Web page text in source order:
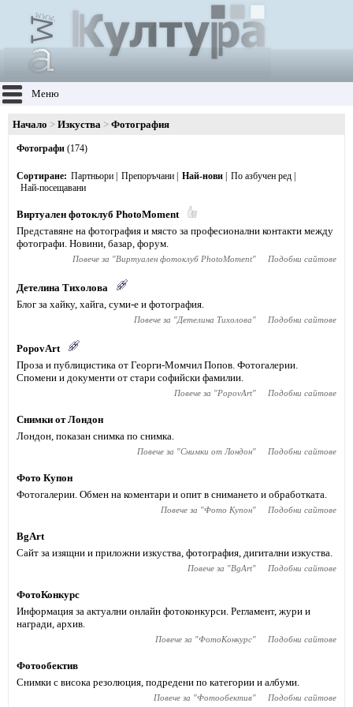
Меню
Начало Изкуства Фотография
Фотографи (174)
Сортиране Партньори Препоръчани Най-нови
По азбучен ред
Най-посещавани
Bиртуален фотоклуб PhotoMoment
Представяне на фотография и място за професионални контакти между
фотографи. Новини, базар, форум.
Повече за "Bиртуален фотоклуб PhotoMoment" Подобни сайтове
Детелина Тихолова
Блог за хайку, хайга, суми-е и фотография.
Повече за "Детелина Тихолова" Подобни сайтове
PopovArt
Проза и публицистика от Георги-Момчил Попов. Фотогалерии.
Спомени и документи от стари софийски фамилии.
Повече за "PopovArt" Подобни сайтове
Снимки от Лондон
Лондон, показан снимка по снимка.
Повече за "Снимки от Лондон" Подобни сайтове
Фото Купон
Фотогалерии. Обмен на коментари и опит в снимането и обработката.
Повече за "Фото Купон" Подобни сайтове
BgArt
Сайт за изящни и приложни изкуства, фотография, дигитални изкуства.
Повече за "BgArt" Подобни сайтове
ФотоКонкурс
Информация за актуални онлайн фотоконкурси. Регламент, жури и
награди, архив.
Повече за "ФотоКонкурс" Подобни сайтове
Фотообектив
Снимки с висока резолюция, подредени по категории и албуми.
Повече за "Фотообектив" Подобни сайтове